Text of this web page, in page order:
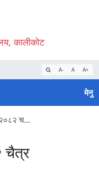
कालीकोट
A- A A+
मेनु
च...
चैत्र